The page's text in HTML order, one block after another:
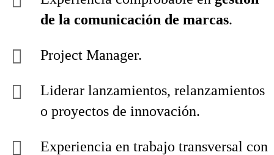
de la comunicación de marcas.
Project Manager.
Liderar lanzamientos, relanzamientos
o proyectos de innovación.
Experiencia en trabajo transversal con